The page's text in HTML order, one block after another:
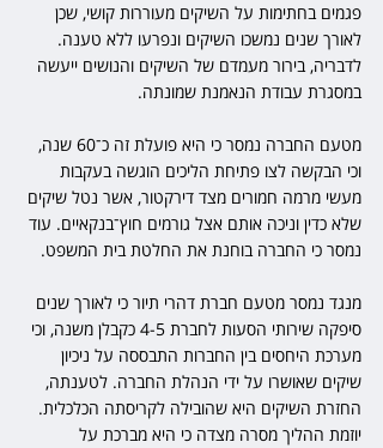
פגמים בחתימות על השיקים מעוררות קושי, שכן
לאורך שנים נמשכו השיקים ונפרעו ללא טענה.
לדבריה, בירור מעמדם של השיקים והנושים ייעשה
במסגרת עבודת הנאמנת שמונתה.
מטעם החברה נמסר כי היא פועלת זה כ־60 שנה,
וכי הבקשה לצו פתיחת הליכים הוגשה בעקבות
מעשי מרמה חמורים מצד דירקטור, אשר נטל שיקים
שלא כדין וניכה אותם אצל גורמים חוץ־בנקאיים. עוד
נמסר כי החברה בוחנת את החלטת בית המשפט.
מנגד נמסר מטעם חברת דהרי תיור כי לאורך שנים
סיפקה שירותי הסעות לחברת 4-5 כקבלן משנה, וכי
מערכת היחסים בין החברות התבססה על ניכיון
שיקים שאושרו על ידי הנהלת החברה. לטענתה,
החזרת השיקים היא שהובילה לקריסתה הכלכלית.
יוזמת ההליך מסרה מצדה כי היא מברכת על